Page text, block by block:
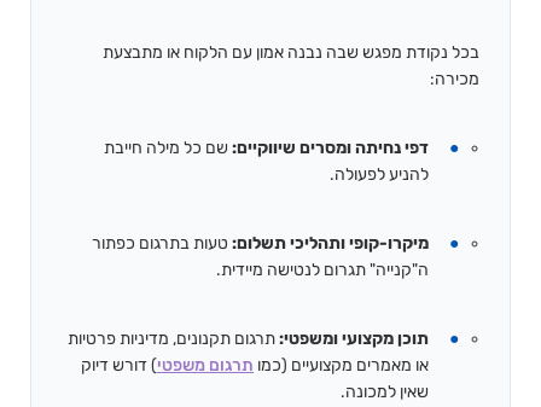
בכל נקודת מפגש שבה נבנה אמון עם הלקוח או מתבצעת
מכירה:
דפי נחיתה ומסרים שיווקיים: שם כל מילה חייבת
להניע לפעולה.
מיקרו-קופי ותהליכי תשלום: טעות בתרגום כפתור
ה"קנייה" תגרום לנטישה מיידית.
תוכן מקצועי ומשפטי:תרגום תקנונים, מדיניות פרטיות
או מאמרים מקצועיים (כמו תרגום משפטי) דורש דיוק
שאין למכונה.